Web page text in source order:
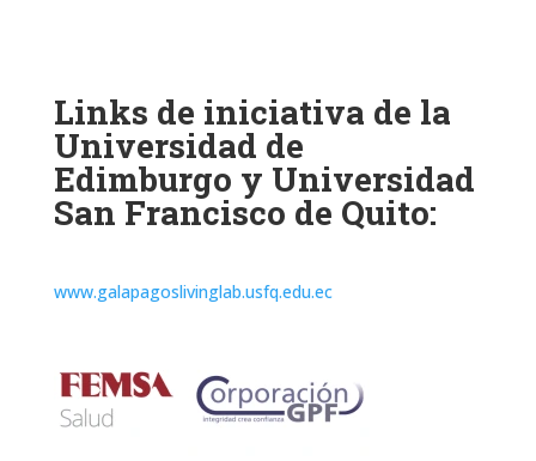
Links de iniciativa de la
Universidad de
Edimburgo y Universidad
San Francisco de Quito:
www.galapagoslivinglab.usfq.edu.ec